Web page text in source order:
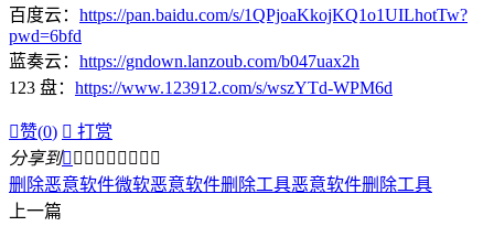
百度云： https://pan.baidu.com/s/1QPjoaKkojKQ1o1UILhotTw?
pwd=6bfd
蓝奏云： https://gndown.lanzoub.com/b047uax2h
123 盘： https://www.123912.com/s/wszYTd-WPM6d
赞(0)  打赏
分享到        
删除恶意软件微软恶意软件删除工具恶意软件删除工具
上一篇